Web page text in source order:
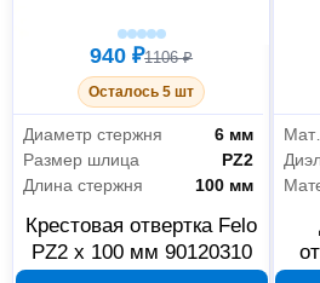
940 ₽1106 ₽
Осталось 5 шт
Диаметр стержня
6 мм
Размер шлица
PZ2
Длина стержня
100 мм
Крестовая отвертка Felo
PZ2 x 100 мм 90120310